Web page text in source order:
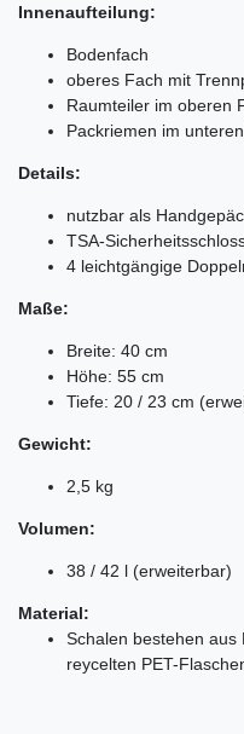
Innenaufteilung:
Bodenfach
oberes Fach mit
Raumteiler im oberen
Packriemen im
Details:
nutzbar als
TSA-
4 leichtgängige
Maße:
Breite: 40 cm
Höhe: 55 cm
Tiefe: 20 / 23 cm
Gewicht:
2,5 kg
Volumen:
38 / 42 l (erweiterbar)
Material:
Schalen bestehen
reycelten PET-